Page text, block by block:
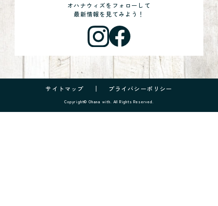
オハナウィズをフォローして
最新情報を見てみよう！
サイトマップ プライバシーポリシー
Copyright© Ohana with. All Rights Reserved.